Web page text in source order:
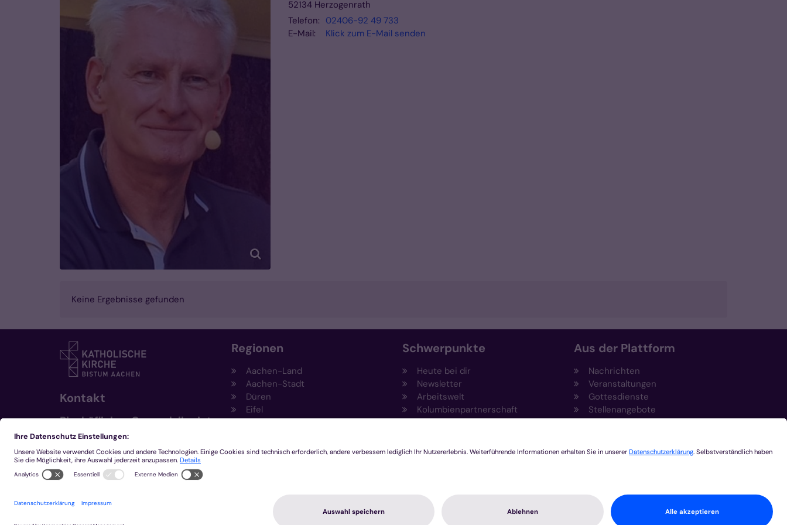
52134 Herzogenrath
Telefon: 02406-92 49 733
E-Mail:
Klick zum E-Mail senden
Keine Ergebnisse gefunden
Kontakt
Bischöfliches Generalvikariat
Aachen
+49 241 452-0
kommunikation@bistum-
aachen.de
Regionen
Aachen-Land
Aachen-Stadt
Düren
Eifel
Heinsberg
Krefeld
Schwerpunkte
Heute bei dir
Newsletter
Arbeitswelt
Kolumbienpartnerschaft
Umweltportal
Fundraising
Aus der Plattform
Nachrichten
Veranstaltungen
Gottesdienste
Stellenangebote
Kirchenzeitung
Rechtsdatenbank